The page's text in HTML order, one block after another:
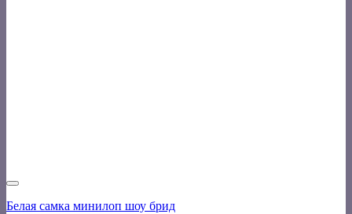
Белая самка минилоп шоу брид